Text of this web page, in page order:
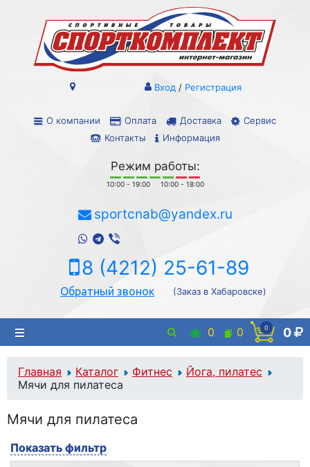
О компании Оплата Доставка
Сервис
Контакты
Информация
Вход / Регистрация
Режим работы:
10:00 - 19:00 10:00 - 18:00
sportcnab@yandex.ru
8 (4212) 25-61-89
Обратный звонок (Заказ в Хабаровске)
0 0 0 0
Главная Каталог Фитнес
Йога, пилатес
Мячи для пилатеса
Мячи для пилатеса
Показать фильтр